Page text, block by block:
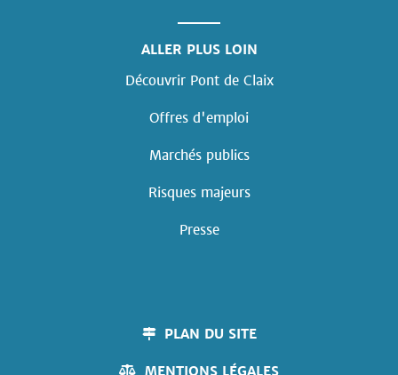
ALLER PLUS LOIN
Découvrir Pont de Claix
Offres d'emploi
Marchés publics
Risques majeurs
Presse
PLAN DU SITE
MENTIONS LÉGALES